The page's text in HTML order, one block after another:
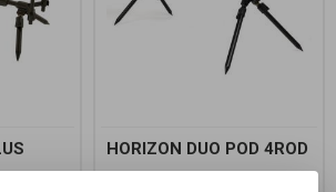
HORIZON DUO POD 4ROD